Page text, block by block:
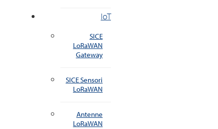
IoT
SICE
LoRaWAN
Gateway
SICE Sensori
LoRaWAN
Antenne
LoRaWAN